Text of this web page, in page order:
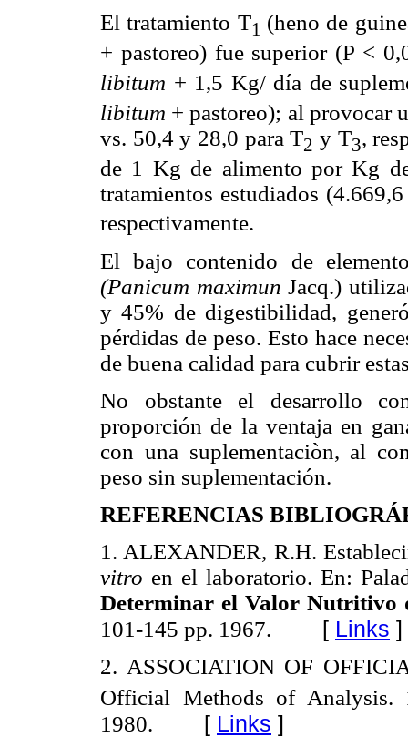
El tratamiento T1 (heno de
+ pastoreo) fue superior (P <
libitum + 1,5 Kg/ día de
libitum + pastoreo); al provocar
vs. 50,4 y 28,0 para T2 y T3,
de 1 Kg de alimento por Kg
tratamientos estudiados
respectivamente.
El bajo contenido de
(Panicum maximun Jacq.)
y 45% de digestibilidad,
pérdidas de peso. Esto hace
de buena calidad para cubrir
No obstante el desarrollo
proporción de la ventaja en
con una suplementaciòn, al
peso sin suplementación.
REFERENCIAS
1. ALEXANDER, R.H.
vitro en el laboratorio. En:
Determinar el Valor Nutritivo
101-145 pp. 1967. [ Links ]
2. ASSOCIATION OF
Official Methods of Analysis.
1980. [ Links ]